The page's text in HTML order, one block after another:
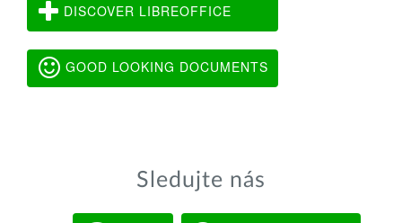
DISCOVER LIBREOFFICE
GOOD LOOKING DOCUMENTS
Sledujte nás